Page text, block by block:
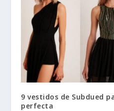
9 vestidos de Subdued
perfecta